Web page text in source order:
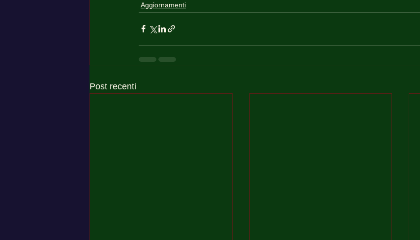
Aggiornamenti
Post recenti